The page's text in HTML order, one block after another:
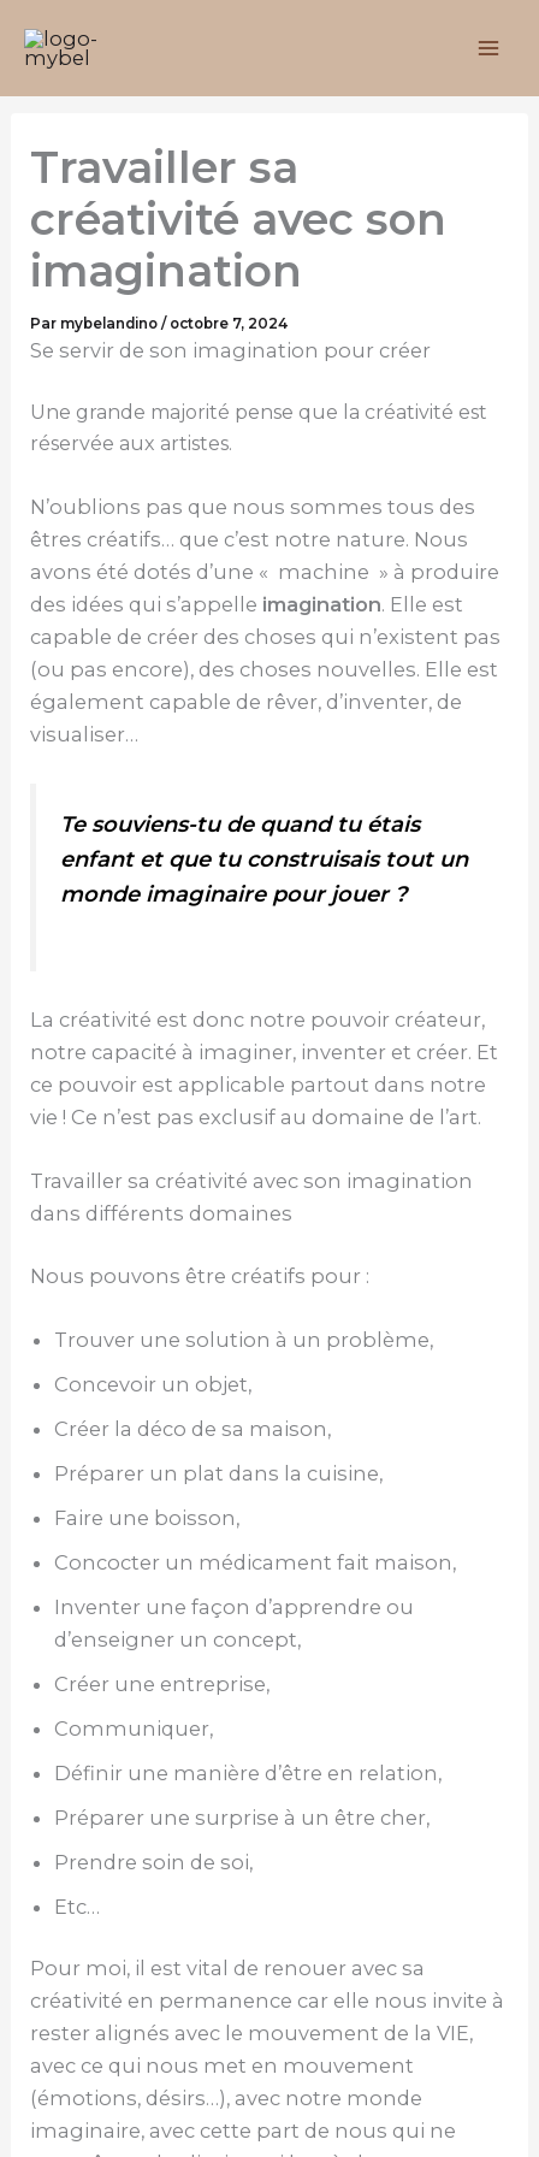
au
Travailler sa
créativité avec son
imagination
Par mybelandino/ octobre 7, 2024
Se servir de son imagination pour créer
Une grande majorité pense que la créativité est
réservée aux artistes.
N’oublions pas que nous sommes tous des
êtres créatifs… que c’est notre nature. Nous
avons été dotés d’une « machine » à produire
des idées qui s’appelle imagination. Elle est
capable de créer des choses qui n’existent pas
(ou pas encore), des choses nouvelles. Elle est
également capable de rêver, d’inventer, de
visualiser…
Te souviens-tu de quand tu étais
enfant et que tu construisais tout un
monde imaginaire pour jouer ?
La créativité est donc notre pouvoir créateur,
notre capacité à imaginer, inventer et créer. Et
ce pouvoir est applicable partout dans notre
vie ! Ce n’est pas exclusif au domaine de l’art.
Travailler sa créativité avec son imagination
dans différents domaines
Nous pouvons être créatifs pour :
Trouver une solution à un problème,
Concevoir un objet,
Créer la déco de sa maison,
Préparer un plat dans la cuisine,
Faire une boisson,
Concocter un médicament fait maison,
Inventer une façon d’apprendre ou
d’enseigner un concept,
Créer une entreprise,
Communiquer,
Définir une manière d’être en relation,
Préparer une surprise à un être cher,
Prendre soin de soi,
Etc…
Pour moi, il est vital de renouer avec sa
créativité en permanence car elle nous invite à
rester alignés avec le mouvement de la VIE,
avec ce qui nous met en mouvement
(émotions, désirs…), avec notre monde
imaginaire, avec cette part de nous qui ne